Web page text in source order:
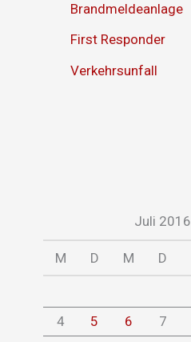
Brandmeldeanlage
First Responder
Verkehrsunfall
Juli 2016
M D M D
4
5 6 7